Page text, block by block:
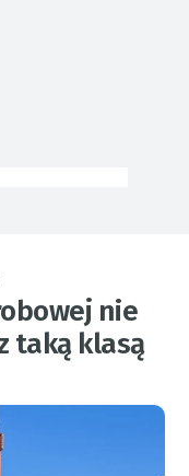
nie
taką klasą